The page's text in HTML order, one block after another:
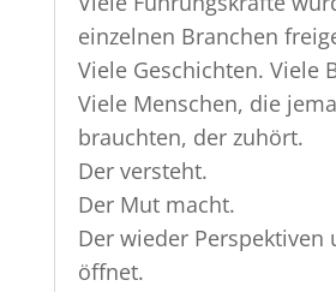
einzelnen Branchen
Viele Geschichten. Viele
Viele Menschen, die
brauchten, der zuhört.
Der versteht.
Der Mut macht.
Der wieder Perspektiven
öffnet.